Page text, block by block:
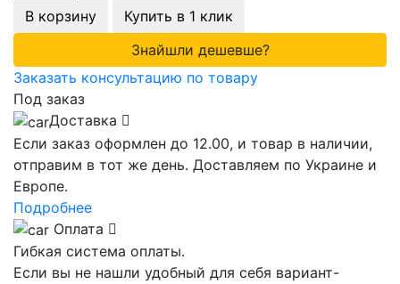
В корзину
Купить в 1 клик
Знайшли дешевше?
Заказать консультацию по товару
Под заказ
Доставка
Если заказ оформлен до 12.00, и товар в наличии,
отправим в тот же день. Доставляем по Украине и
Европе.
Подробнее
Оплата
Гибкая система оплаты.
Если вы не нашли удобный для себя вариант-